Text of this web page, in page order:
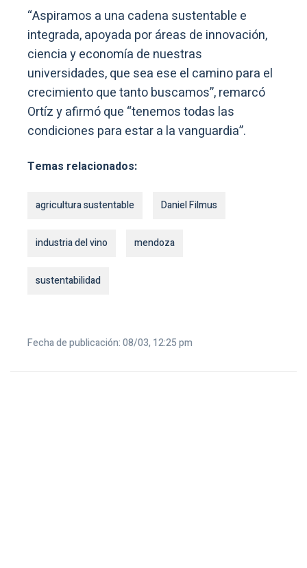
“Aspiramos a una cadena sustentable e
integrada, apoyada por áreas de innovación,
ciencia y economía de nuestras
universidades, que sea ese el camino para el
crecimiento que tanto buscamos”, remarcó
Ortíz y afirmó que “tenemos todas las
condiciones para estar a la vanguardia”.
Temas relacionados:
agricultura sustentable Daniel Filmus
industria del vino mendoza
sustentabilidad
Fecha de publicación: 08/03, 12:25 pm